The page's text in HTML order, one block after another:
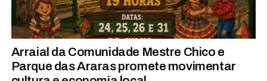
Arraial da Comunidade Mestre Chico e
Parque das Araras promete movimentar